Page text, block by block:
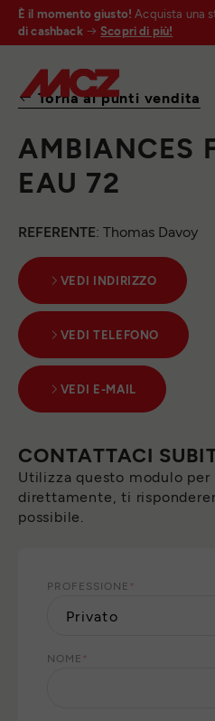
È il momento giusto! Acquista una
di cashback
Scopri di più!
Torna ai punti vendita
AMBIANCES
EAU 72
REFERENTE: Thomas Davoy
VEDI INDIRIZZO
VEDI TELEFONO
VEDI E-MAIL
CONTATTACI
Utilizza questo modulo
direttamente, ti
possibile.
PROFESSIONE *
NOME *